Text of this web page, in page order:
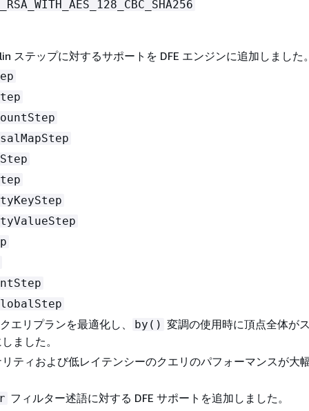
ステップに対するサポートを DFE エンジンに追加しました
エリプランを最適化し、 by() 変調の使用時に頂点全体が
ました。
ティおよび低レイテンシーのクエリのパフォーマンスが大
フィルター述語に対する DFE サポートを追加しました。